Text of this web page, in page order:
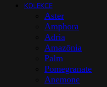
KOLEKCE
Aster
Amphora
Adria
Amazōnia
Palm
Pomegranate
Anemone